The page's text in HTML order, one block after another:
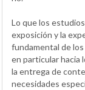
Lo que los
exposición y la
fundamental de
en particular hacia
la entrega de
necesidades